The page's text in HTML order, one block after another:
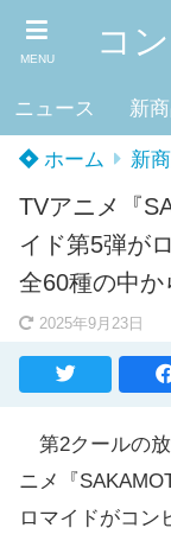
MENU コ
ニュース 新
ホーム 新
TVアニメ『
イド第5弾が
全60種の中
2025年9月23日
第2クールの放
ニメ『
ロマイドがコン